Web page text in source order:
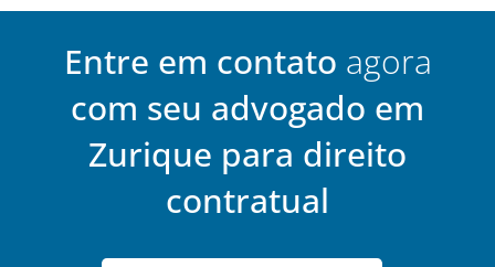
Entre em contato agora
com seu advogado em
Zurique para direito
contratual